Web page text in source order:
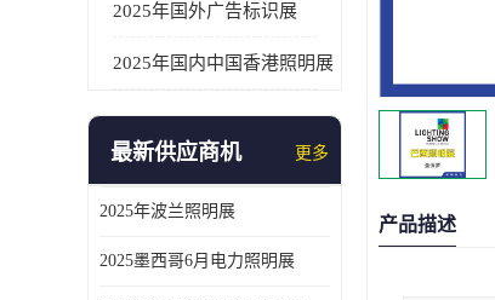
2025年国外广告标识展
2025年国内中国香港照明展
最新供应商机 更多
2025年波兰照明展
2025墨西哥6月电力照明展
产品描述